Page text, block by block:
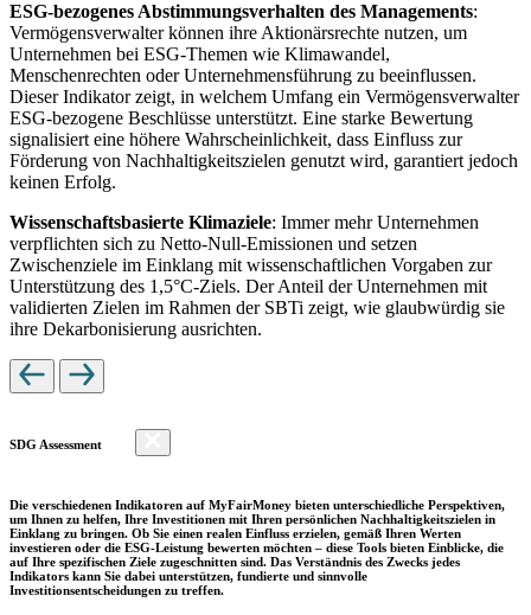
ESG-bezogenes Abstimmungsverhalten des Managements:
Vermögensverwalter können ihre Aktionärsrechte nutzen, um
Unternehmen bei ESG-Themen wie Klimawandel,
Menschenrechten oder Unternehmensführung zu beeinflussen.
Dieser Indikator zeigt, in welchem Umfang ein Vermögensverwalter
ESG-bezogene Beschlüsse unterstützt. Eine starke Bewertung
signalisiert eine höhere Wahrscheinlichkeit, dass Einfluss zur
Förderung von Nachhaltigkeitszielen genutzt wird, garantiert jedoch
keinen Erfolg.
Wissenschaftsbasierte Klimaziele: Immer mehr Unternehmen
verpflichten sich zu Netto-Null-Emissionen und setzen
Zwischenziele im Einklang mit wissenschaftlichen Vorgaben zur
Unterstützung des 1,5°C-Ziels. Der Anteil der Unternehmen mit
validierten Zielen im Rahmen der SBTi zeigt, wie glaubwürdig sie
ihre Dekarbonisierung ausrichten.
SDG Assessment
Die verschiedenen Indikatoren auf MyFairMoney bieten unterschiedliche Perspektiven,
um Ihnen zu helfen, Ihre Investitionen mit Ihren persönlichen Nachhaltigkeitszielen in
Einklang zu bringen. Ob Sie einen realen Einfluss erzielen, gemäß Ihren Werten
investieren oder die ESG-Leistung bewerten möchten – diese Tools bieten Einblicke, die
auf Ihre spezifischen Ziele zugeschnitten sind. Das Verständnis des Zwecks jedes
Indikators kann Sie dabei unterstützen, fundierte und sinnvolle
Investitionsentscheidungen zu treffen.